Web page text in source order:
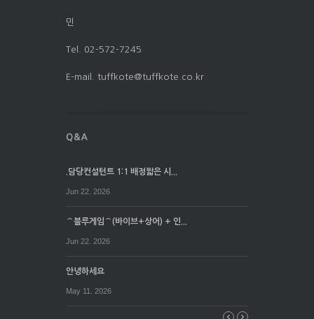
민
Tel. 02-572-7245
E-mail. tuffkote@tuffkote.co.kr
.담당컨설턴트 1:1 배정짧은 시...
Jun 22. 2026
⌒블루게임⌒(바이브+상어) + 인...
Jun 22. 2026
안녕하세요
May 11. 2026